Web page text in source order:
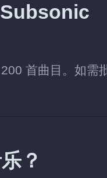
首曲目。如需
？